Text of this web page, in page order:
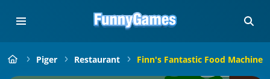
Piger Restaurant Finn's Fantastic Food Machine